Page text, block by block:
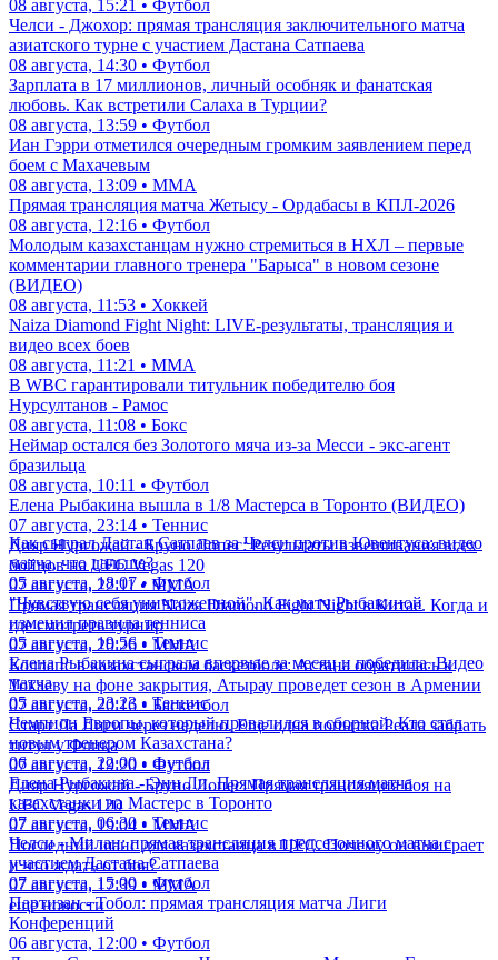
08 августа, 15:21 • Футбол
Челси - Джохор: прямая трансляция заключительного матча
азиатского турне с участием Дастана Сатпаева
08 августа, 14:30 • Футбол
Зарплата в 17 миллионов, личный особняк и фанатская
любовь. Как встретили Салаха в Турции?
08 августа, 13:59 • Футбол
Иан Гэрри отметился очередным громким заявлением перед
боем с Махачевым
08 августа, 13:09 • ММА
Прямая трансляция матча Жетысу - Ордабасы в КПЛ-2026
08 августа, 12:16 • Футбол
Молодым казахстанцам нужно стремиться в НХЛ – первые
комментарии главного тренера "Барыса" в новом сезоне
(ВИДЕО)
08 августа, 11:53 • Хоккей
Naiza Diamond Fight Night: LIVE-результаты, трансляция и
видео всех боев
08 августа, 11:21 • ММА
В WBC гарантировали титульник победителю боя
Нурсултанов - Рамос
08 августа, 11:08 • Бокс
Неймар остался без Золотого мяча из-за Месси - экс-агент
бразильца
08 августа, 10:11 • Футбол
Елена Рыбакина вышла в 1/8 Мастерса в Торонто (ВИДЕО)
07 августа, 23:14 • Теннис
Дияр Нургожай - Бруно Лопес: Результаты взвешивания всех
бойцов на UFC Vegas 120
07 августа, 22:11 • ММА
Прямая трансляция Naiza Diamond Fight Night в Китае. Когда и
где смотреть турнир
07 августа, 20:26 • ММА
Коллапс в казахстанском баскетболе: Астана обратилась к
Токаеву на фоне закрытия, Атырау проведет сезон в Армении
07 августа, 20:16 • Баскетбол
Старт Ла Лиги через неделю. Еще одна попытка Реала забрать
титул у Флика
07 августа, 19:20 • Футбол
Дияр Нургожай - Бруно Лопес: Прямая трансляция боя на
UFC Vegas 120
07 августа, 19:04 • ММА
Последний шанс для казахстанца в UFC. Почему он выиграет
и что ждать от боя?
07 августа, 17:39 • ММА
еще новости
Как сыграл Дастан Сатпаев за Челси против Ювентуса: видео
матча, что дальше?
05 августа, 18:07 • Футбол
"Чувствую себя уничтоженной". Как матч Рыбакиной
изменил правила тенниса
05 августа, 19:56 • Теннис
Елена Рыбакина сыграла впервые за месяц и победила. Видео
матча
05 августа, 23:23 • Теннис
Чемпион Европы, который провалился в сборной. Кто стал
новым тренером Казахстана?
06 августа, 22:00 • Футбол
Елена Рыбакина - Энн Ли. Прямая трансляция матча
казахстанки на Мастерс в Торонто
07 августа, 06:30 • Теннис
Челси - Милан: прямая трансляция предсезонного матча с
участием Дастана Сатпаева
07 августа, 15:00 • Футбол
Партизан - Тобол: прямая трансляция матча Лиги
Конференций
06 августа, 12:00 • Футбол